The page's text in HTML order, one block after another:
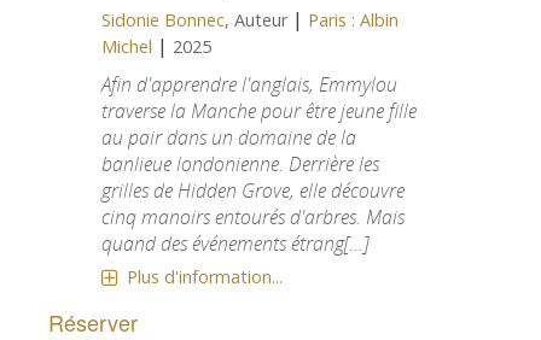
Sidonie Bonnec, Auteur | Paris : Albin
Michel | 2025
Afin d'apprendre l'anglais, Emmylou
traverse la Manche pour être jeune fille
au pair dans un domaine de la
banlieue londonienne. Derrière les
grilles de Hidden Grove, elle découvre
cinq manoirs entourés d'arbres. Mais
quand des événements étrang[...]
Plus d'information...
Réserver